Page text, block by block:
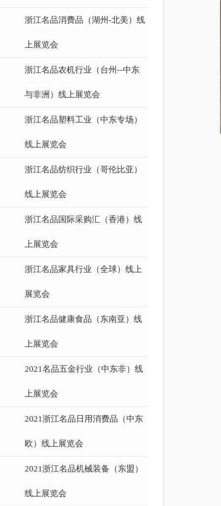
浙江名品消费品（湖州-北美）线
上展览会
浙江名品农机行业（台州--中东
与非洲）线上展览会
浙江名品塑料工业（中东专场）
线上展览会
浙江名品纺织行业（哥伦比亚）
线上展览会
浙江名品国际采购汇（香港）线
上展览会
浙江名品家具行业（全球）线上
展览会
浙江名品健康食品（东南亚）线
上展览会
2021名品五金行业（中东非）线
上展览会
2021浙江名品日用消费品（中东
欧）线上展览会
2021浙江名品机械装备（东盟）
线上展览会